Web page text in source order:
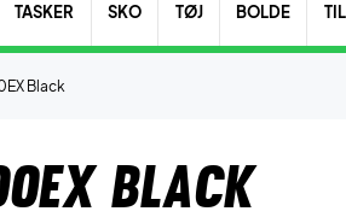
TASKER SKO TØJ BOLDE
Black
Black